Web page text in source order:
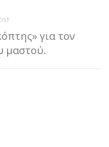
για τον
μαστού.